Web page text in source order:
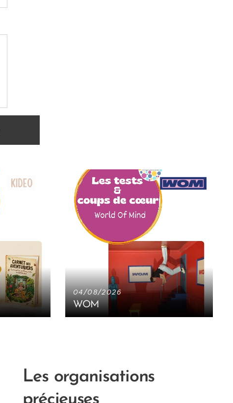
04/08/2026
WOM
Les organisations